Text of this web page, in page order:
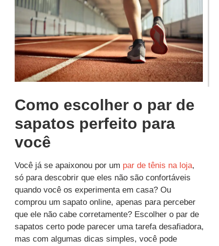
Como escolher o par de
sapatos perfeito para
você
Você já se apaixonou por um par de tênis na loja,
só para descobrir que eles não são confortáveis ​​
quando você os experimenta em casa? Ou
comprou um sapato online, apenas para perceber
que ele não cabe corretamente? Escolher o par de
sapatos certo pode parecer uma tarefa desafiadora,
mas com algumas dicas simples, você pode